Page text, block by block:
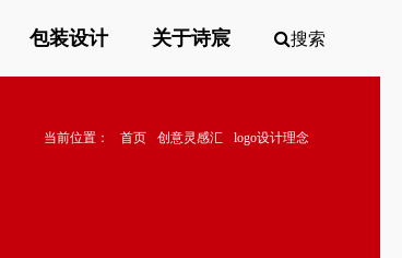
包装设计 关于诗宸 搜索
当前位置： 首页 创意灵感汇
logo设计理念